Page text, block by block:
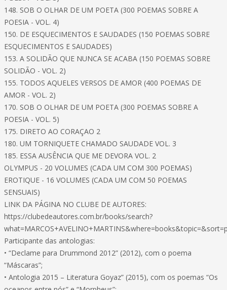
148. SOB O OLHAR DE UM POETA (300 POEMAS SOBRE A
POESIA - VOL. 4)
150. DE ESQUECIMENTOS E SAUDADES (150 POEMAS SOBRE
ESQUECIMENTOS E SAUDADES)
153. A SOLIDÃO QUE NUNCA SE ACABA (150 POEMAS SOBRE
SOLIDÃO - VOL. 2)
155. TODOS AQUELES VERSOS DE AMOR (400 POEMAS DE
AMOR - VOL. 2)
170. SOB O OLHAR DE UM POETA (300 POEMAS SOBRE A
POESIA - VOL. 5)
175. DIRETO AO CORAÇAO 2
180. UM TORNIQUETE CHAMADO SAUDADE VOL. 3
185. ESSA AUSÊNCIA QUE ME DEVORA VOL. 2
OLYMPUS - 20 VOLUMES (CADA UM COM 300 POEMAS)
EROTIQUE - 16 VOLUMES (CADA UM COM 50 POEMAS
SENSUAIS)
LINK DA PÁGINA NO CLUBE DE AUTORES:
https://clubedeautores.com.br/books/search?
Participante das antologias:
• “Declame para Drummond 2012” (2012), com o poema
“Máscaras”;
• Antologia 2015 – Literatura Goyaz” (2015), com os poemas “Os